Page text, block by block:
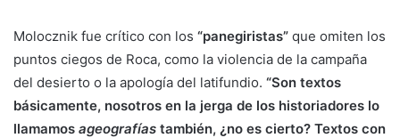
Molocznik fue crítico con los “panegiristas” que omiten los
puntos ciegos de Roca, como la violencia de la campaña
del desierto o la apología del latifundio. “Son textos
básicamente, nosotros en la jerga de los historiadores lo
llamamos ageografías también, ¿no es cierto? Textos con